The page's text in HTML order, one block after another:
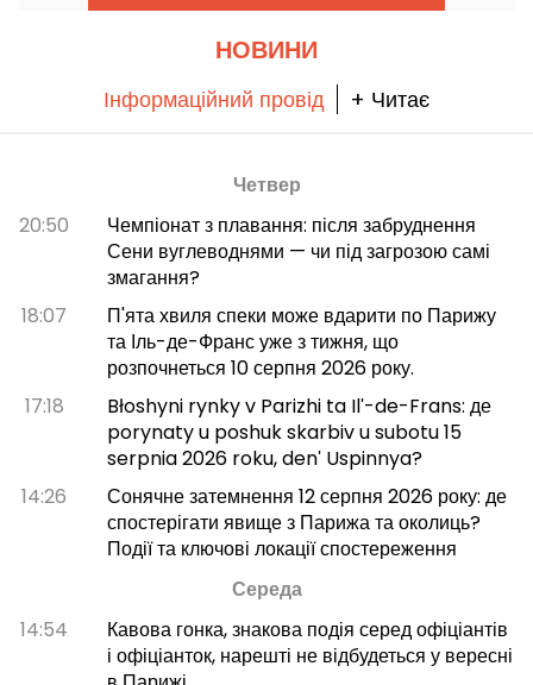
НОВИНИ
Інформаційний провід + Читає
Четвер
20:50
Чемпіонат з плавання: після забруднення
Сени вуглеводнями — чи під загрозою самі
змагання?
18:07
П'ята хвиля спеки може вдарити по Парижу
та Іль-де-Франс уже з тижня, що
розпочнеться 10 серпня 2026 року.
17:18
Błoshyni rynky v Parizhi ta Ilʹ-de-Frans: де
porynaty u poshuk skarbiv u subotu 15
serpnia 2026 roku, denʹ Uspinnya?
14:26
Сонячне затемнення 12 серпня 2026 року: де
спостерігати явище з Парижа та околиць?
Події та ключові локації спостереження
Середа
14:54
Кавова гонка, знакова подія серед офіціантів
і офіціанток, нарешті не відбудеться у вересні